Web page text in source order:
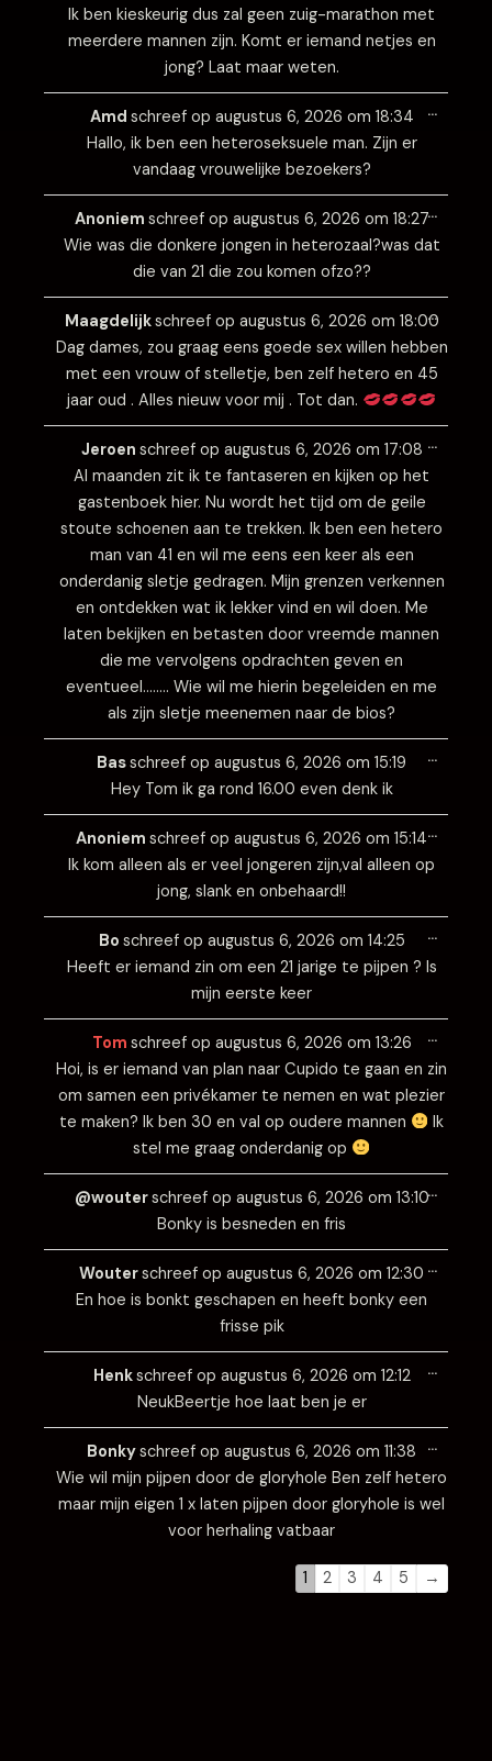
Ik ben kieskeurig dus zal geen zuig-marathon met
meerdere mannen zijn. Komt er iemand netjes en
jong? Laat maar weten.
Amd schreef op augustus 6, 2026 om 18:34
Hallo, ik ben een heteroseksuele man. Zijn er
vandaag vrouwelijke bezoekers?
…
Wissel
deze
Anoniem schreef op augustus 6, 2026 om 18:27
Wie was die donkere jongen in heterozaal?was dat
die van 21 die zou komen ofzo??
…
Wissel
deze
Maagdelijkschreef op augustus 6, 2026 om 18:00
Dag dames, zou graag eens goede sex willen hebben
met een vrouw of stelletje, ben zelf hetero en 45
jaar oud . Alles nieuw voor mij . Tot dan.
…
Wissel
deze
Jeroen schreef op augustus 6, 2026 om 17:08
Al maanden zit ik te fantaseren en kijken op het
gastenboek hier. Nu wordt het tijd om de geile
stoute schoenen aan te trekken. Ik ben een hetero
man van 41 en wil me eens een keer als een
onderdanig sletje gedragen. Mijn grenzen verkennen
en ontdekken wat ik lekker vind en wil doen. Me
laten bekijken en betasten door vreemde mannen
die me vervolgens opdrachten geven en
eventueel…….. Wie wil me hierin begeleiden en me
als zijn sletje meenemen naar de bios?
…
Wissel
deze
Basschreef op augustus 6, 2026 om 15:19
Hey Tom ik ga rond 16.00 even denk ik
…
Wissel
deze
Anoniem schreef op augustus 6, 2026 om 15:14
Ik kom alleen als er veel jongeren zijn,val alleen op
jong, slank en onbehaard!!
…
Wissel
deze
Bo schreef op augustus 6, 2026 om 14:25
Heeft er iemand zin om een 21 jarige te pijpen ? Is
mijn eerste keer
…
Wissel
deze
Tom schreef op augustus 6, 2026 om 13:26
Hoi, is er iemand van plan naar Cupido te gaan en zin
om samen een privékamer te nemen en wat plezier
te maken? Ik ben 30 en val op oudere mannen
Ik
stel me graag onderdanig op
…
Wissel
deze
@wouterschreef op augustus 6, 2026 om 13:10
Bonky is besneden en fris
…
Wissel
deze
Wouterschreef op augustus 6, 2026 om 12:30
En hoe is bonkt geschapen en heeft bonky een
frisse pik
…
Wissel
deze
Henkschreef op augustus 6, 2026 om 12:12
NeukBeertje hoe laat ben je er
…
Wissel
deze
Bonkyschreef op augustus 6, 2026 om 11:38
Wie wil mijn pijpen door de gloryhole Ben zelf hetero
maar mijn eigen 1 x laten pijpen door gloryhole is wel
voor herhaling vatbaar
…
Wissel
deze
1 2 3 4 5 →